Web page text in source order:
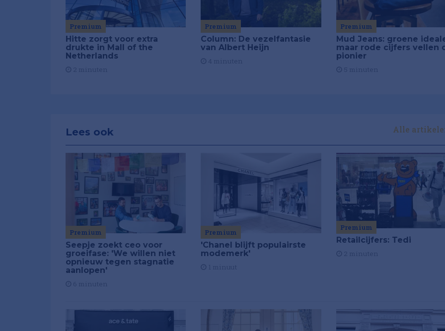
Premium
Hitte zorgt voor extra
drukte in Mall of the
Netherlands
Premium
Column: De vezelfantasie
van Albert Heijn
Premium
Mud Jeans: groene
maar rode cijfers vellen
pionier
Lees ook Alle
Premium
Seepje zoekt ceo voor
groeifase: 'We willen niet
opnieuw tegen stagnatie
aanlopen'
Premium
'Chanel blijft populairste
modemerk'
Premium
Retailcijfers: Tedi